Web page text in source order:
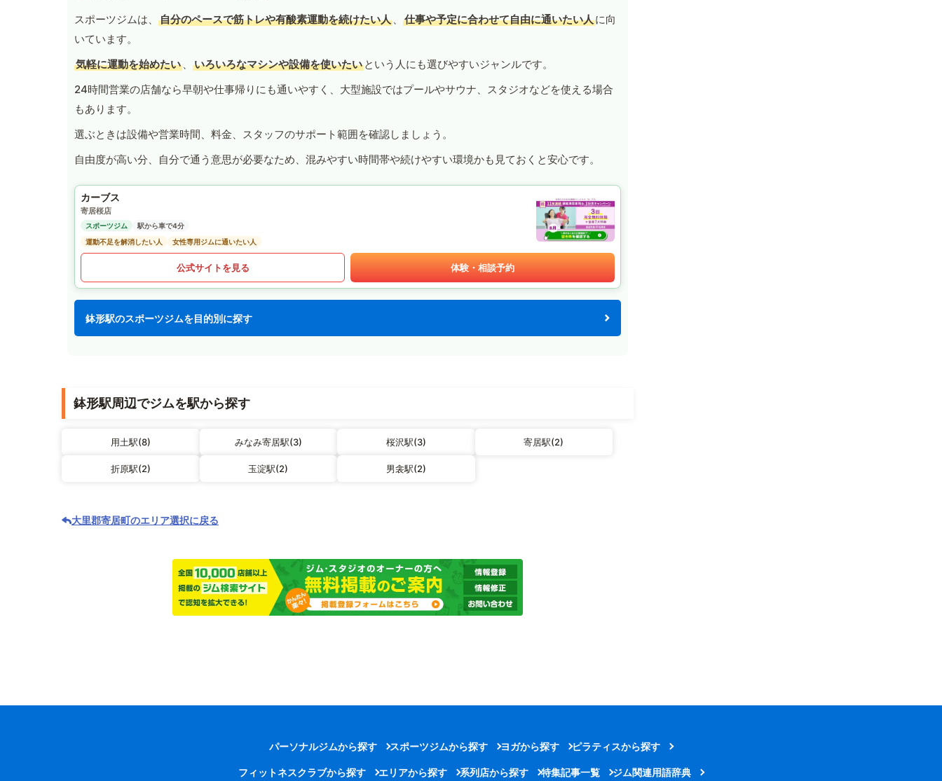
スポーツジムは、 自分のペースで筋トレや有酸素運動を続けたい人 、 仕事や予定に合わせて自由に通いたい人に向
いています。
気軽に運動を始めたい 、 いろいろなマシンや設備を使いたい という人にも選びやすいジャンルです。
24時間営業の店舗なら早朝や仕事帰りにも通いやすく、大型施設ではプールやサウナ、スタジオなどを使える場合
もあります。
選ぶときは設備や営業時間、料金、スタッフのサポート範囲を確認しましょう。
自由度が高い分、自分で通う意思が必要なため、混みやすい時間帯や続けやすい環境かも見ておくと安心です。
カーブス
寄居桜店
スポーツジム
駅から車で4分
運動不足を解消したい人
女性専用ジムに通いたい人
公式サイトを見る 体験・相談予約
鉢形駅のスポーツジムを目的別に探す
鉢形駅周辺でジムを駅から探す
用土駅(8) みなみ寄居駅(3) 桜沢駅(3) 寄居駅(2)
折原駅(2) 玉淀駅(2) 男衾駅(2)
大里郡寄居町のエリア選択に戻る
パーソナルジムから探す スポーツジムから探す ヨガから探す ピラティスから探す
フィットネスクラブから探す エリアから探す 系列店から探す 特集記事一覧 ジム関連用語辞典